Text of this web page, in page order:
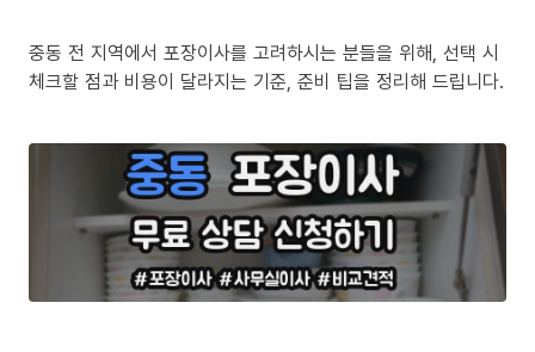
중동 전 지역에서 포장이사를 고려하시는 분들을 위해, 선택 시
체크할 점과 비용이 달라지는 기준, 준비 팁을 정리해 드립니다.